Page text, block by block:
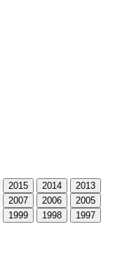
2015 2014
2013
2007 2006
2005
1999 1998
1997